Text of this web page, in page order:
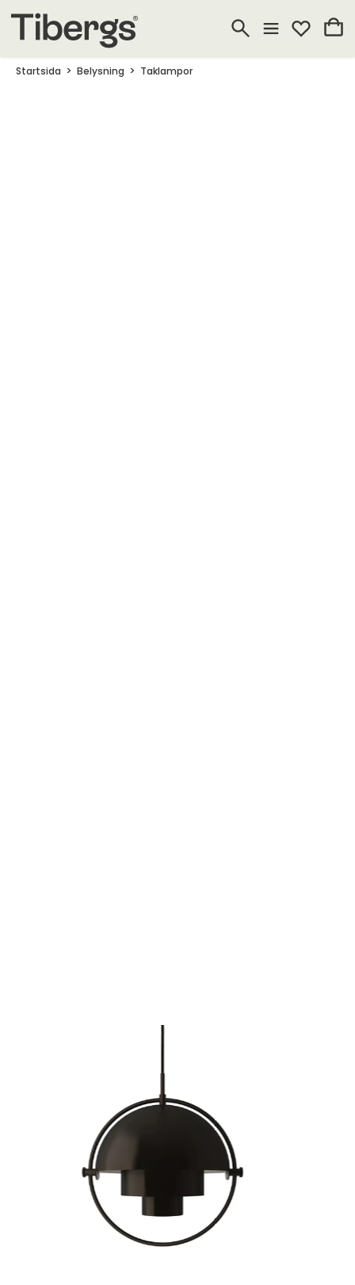
Startsida Belysning Taklampor